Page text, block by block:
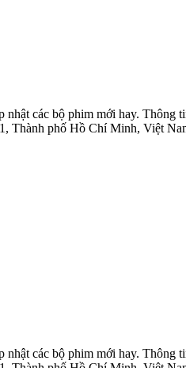
nhật các bộ phim mới hay.
phố Hồ Chí Minh, Việt
nhật các bộ phim mới hay.